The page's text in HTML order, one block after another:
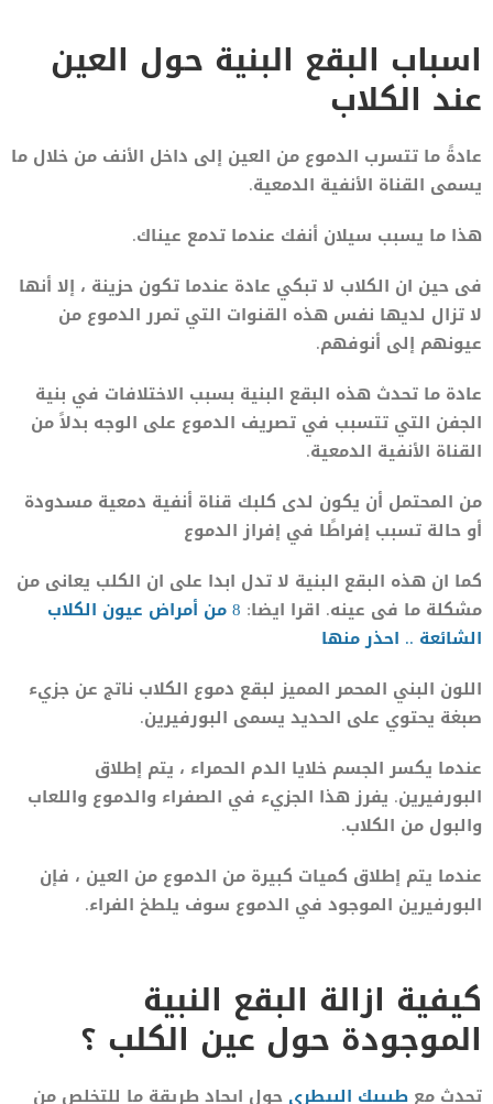
اسباب البقع البنية حول العين
عند الكلاب
عادةً ما تتسرب الدموع من العين إلى داخل الأنف من خلال ما
يسمى القناة الأنفية الدمعية.
هذا ما يسبب سيلان أنفك عندما تدمع عيناك.
فى حين ان الكلاب لا تبكي عادة عندما تكون حزينة ، إلا أنها
لا تزال لديها نفس هذه القنوات التي تمرر الدموع من
عيونهم إلى أنوفهم.
عادة ما تحدث هذه البقع البنية بسبب الاختلافات في بنية
الجفن التي تتسبب في تصريف الدموع على الوجه بدلاً من
القناة الأنفية الدمعية.
من المحتمل أن يكون لدى كلبك قناة أنفية دمعية مسدودة
أو حالة تسبب إفراطًا في إفراز الدموع
كما ان هذه البقع البنية لا تدل ابدا على ان الكلب يعانى من
مشكلة ما فى عينه. اقرا ايضا:
8 من أمراض عيون الكلاب
الشائعة .. احذر منها
اللون البني المحمر المميز لبقع دموع الكلاب ناتج عن جزيء
صبغة يحتوي على الحديد يسمى البورفيرين.
عندما يكسر الجسم خلايا الدم الحمراء ، يتم إطلاق
البورفيرين. يفرز هذا الجزيء في الصفراء والدموع واللعاب
والبول من الكلاب.
عندما يتم إطلاق كميات كبيرة من الدموع من العين ، فإن
البورفيرين الموجود في الدموع سوف يلطخ الفراء.
كيفية ازالة البقع النبية
الموجودة حول عين الكلب ؟
تحدث مع طبيبك البيطرى حول ايجاد طريقة ما للتخلص من